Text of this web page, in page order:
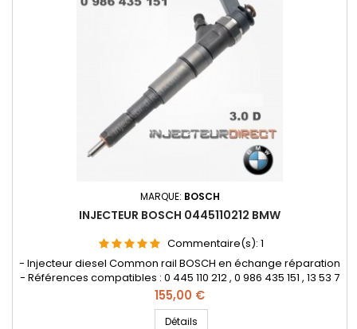
MARQUE: BOSCH
INJECTEUR BOSCH 0445110212 BMW
Commentaire(s): 1
- Injecteur diesel Common rail BOSCH en échange réparation
- Références compatibles : 0 445 110 212 , 0 986 435 151 , 13 53 7
794 652 , 13 53 7 794 919 , 7 749 652 , 7 791 545 , 7 794 434
, 13537794652 , 13537794919 , 77652 , 7791545 , 7794434 - Pour
motorisation BMW 3.0d
Prix
155,00 €
Détails